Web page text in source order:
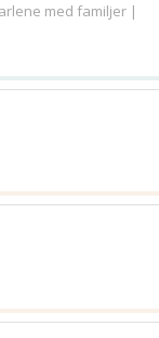
med familjer |